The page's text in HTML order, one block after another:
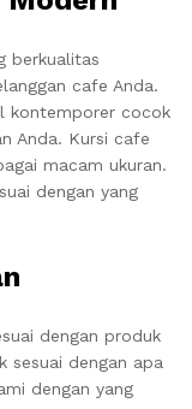
berkualitas
cafe Anda.
kontemporer cocok
Anda. Kursi cafe
macam ukuran.
dengan yang
dengan produk
sesuai dengan apa
dengan yang